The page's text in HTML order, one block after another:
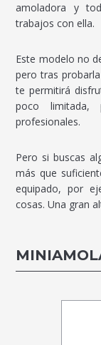
amoladora y
trabajos con ella.
Este modelo no
pero tras
te permitirá
poco
profesionales.
Pero si buscas
más que
equipado, por
cosas. Una gran